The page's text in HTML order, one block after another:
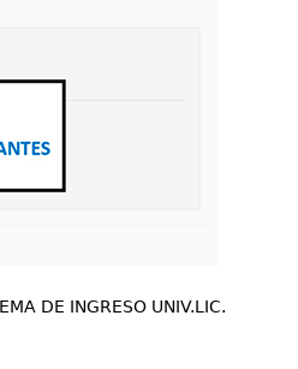
DE INGRESO UNIV.LIC.